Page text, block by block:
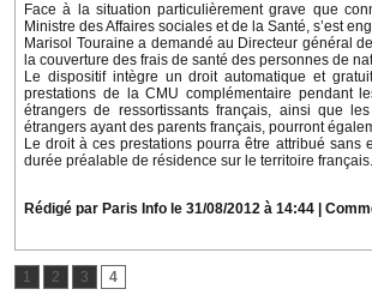
Face à la situation particulièrement grave que
Ministre des Affaires sociales et de la Santé, s’est
Marisol Touraine a demandé au Directeur général
la couverture des frais de santé des personnes de
Le dispositif intègre un droit automatique et
prestations de la CMU complémentaire pendant
étrangers de ressortissants français, ainsi que
étrangers ayant des parents français, pourront
Le droit à ces prestations pourra être attribué sans
durée préalable de résidence sur le territoire français.
Rédigé par Paris Info le 31/08/2012 à 14:44 |
1 2 3 4